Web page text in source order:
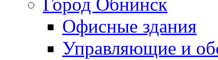
Город Обнинск
Офисные здания
Управляющие и